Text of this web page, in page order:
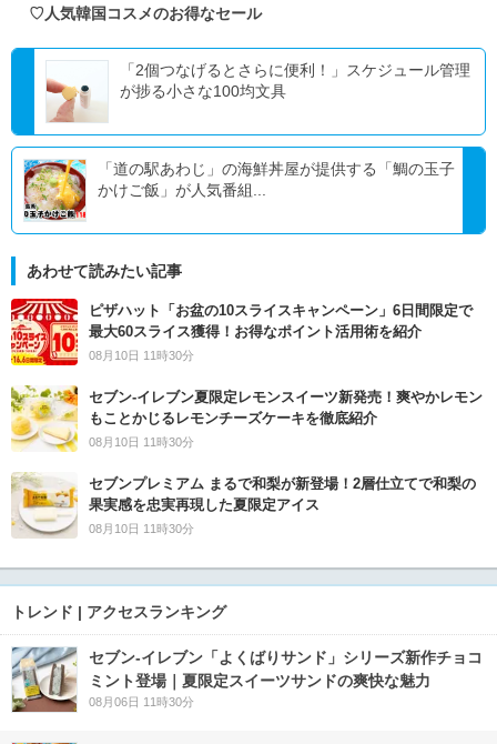
♡人気韓国コスメのお得なセール
「2個つなげるとさらに便利！」スケジュール管理
が捗る小さな100均文具
「道の駅あわじ」の海鮮丼屋が提供する「鯛の玉子
かけご飯」が人気番組...
あわせて読みたい記事
ピザハット「お盆の10スライスキャンペーン」6日間限定で
最大60スライス獲得！お得なポイント活用術を紹介
08月10日 11時30分
セブン‐イレブン夏限定レモンスイーツ新発売！爽やかレモン
もことかじるレモンチーズケーキを徹底紹介
08月10日 11時30分
セブンプレミアム まるで和梨が新登場！2層仕立てで和梨の
果実感を忠実再現した夏限定アイス
08月10日 11時30分
トレンド | アクセスランキング
セブン‐イレブン「よくばりサンド」シリーズ新作チョコ
ミント登場｜夏限定スイーツサンドの爽快な魅力
08月06日 11時30分